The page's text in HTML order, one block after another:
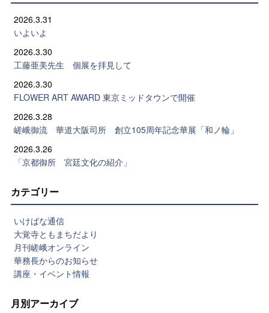
2026.3.31
いよいよ
2026.3.30
工藤亜美先生 個展を拝見して
2026.3.30
FLOWER ART AWARD 東京ミッドタウンで開催
2026.3.28
嵯峨御流 華道大阪司所 創立105周年記念華展「和ノ輪」
2026.3.26
「京都御所 宮廷文化の紹介」
カテゴリー
いけばな通信
大覚寺ともまちだより
月刊嵯峨オンライン
華務長からのお知らせ
講座・イベント情報
月別アーカイブ